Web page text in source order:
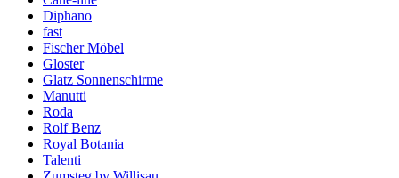
Diphano
fast
Fischer Möbel
Gloster
Glatz Sonnenschirme
Manutti
Roda
Rolf Benz
Royal Botania
Talenti